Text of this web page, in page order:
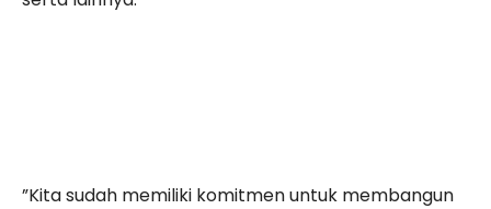
”Kita sudah memiliki komitmen untuk membangun